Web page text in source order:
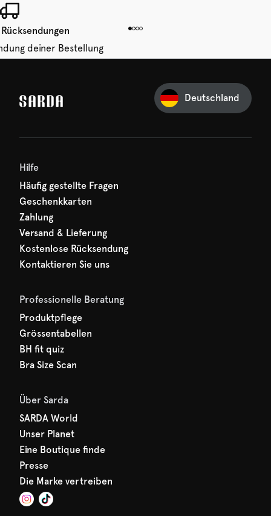
deiner Bestellung
14 Tagen.
erste Bestellung
Deutschland
Hilfe
Häufig gestellte Fragen
Geschenkkarten
Zahlung
Versand & Lieferung
Kostenlose Rücksendung
Kontaktieren Sie uns
Professionelle Beratung
Produktpflege
Grössentabellen
BH fit quiz
Bra Size Scan
Über Sarda
SARDA World
Unser Planet
Eine Boutique finde
Presse
Die Marke vertreiben